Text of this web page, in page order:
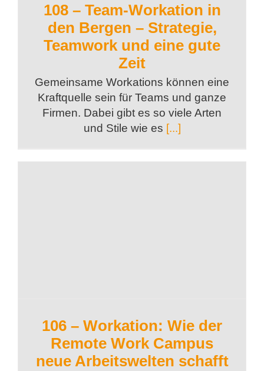
108 – Team-Workation in
den Bergen – Strategie,
Teamwork und eine gute
Zeit
Gemeinsame Workations können eine
Kraftquelle sein für Teams und ganze
Firmen. Dabei gibt es so viele Arten
und Stile wie es [...]
106 – Workation: Wie der
Remote Work Campus
neue Arbeitswelten schafft